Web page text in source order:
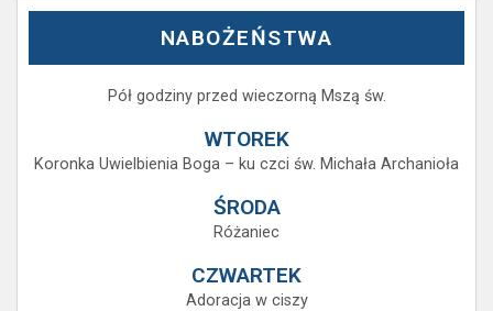
NABOŻEŃSTWA
Pół godziny przed wieczorną Mszą św.
WTOREK
Koronka Uwielbienia Boga – ku czci św. Michała Archanioła
ŚRODA
Różaniec
CZWARTEK
Adoracja w ciszy